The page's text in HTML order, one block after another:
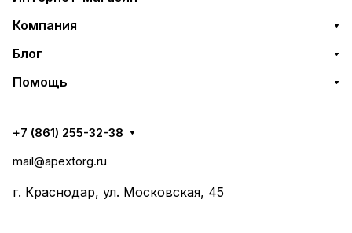
Компания
Блог
Помощь
+7 (861) 255-32-38
mail@apextorg.ru
г. Краснодар, ул. Московская, 45